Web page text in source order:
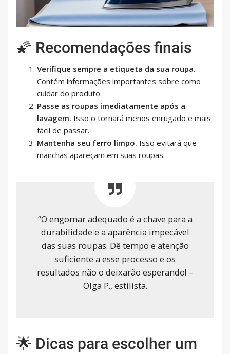
🌠 Recomendações finais
Verifique sempre a etiqueta da sua roupa.
Contém informações importantes sobre como
cuidar do produto.
Passe as roupas imediatamente após a
lavagem. Isso o tornará menos enrugado e mais
fácil de passar.
Mantenha seu ferro limpo. Isso evitará que
manchas apareçam em suas roupas.
“O engomar adequado é a chave para a
durabilidade e a aparência impecável
das suas roupas. Dê tempo e atenção
suficiente a esse processo e os
resultados não o deixarão esperando! –
Olga P., estilista.
🌟 Dicas para escolher um